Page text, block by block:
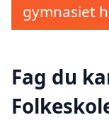
gymnasiet
Fag du